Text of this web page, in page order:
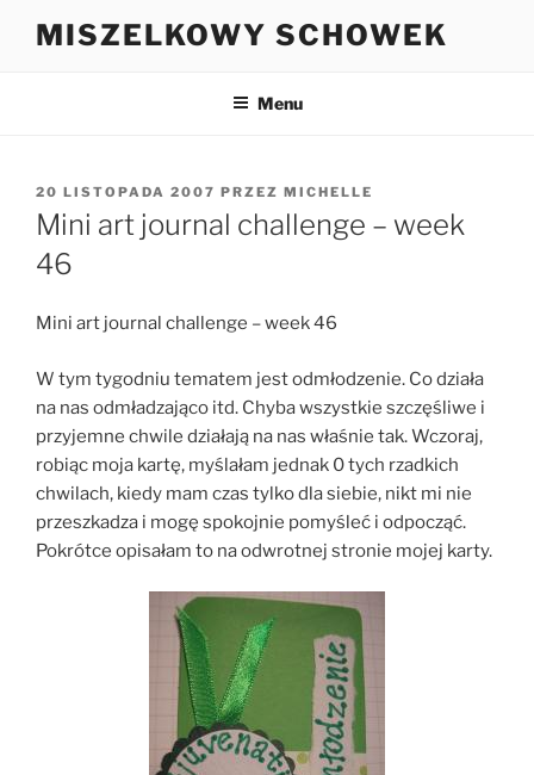
MISZELKOWY SCHOWEK
Menu
OPUBLIKOWANE
W
20 LISTOPADA 2007 PRZEZ MICHELLE
Mini art journal challenge – week
46
Mini art journal challenge – week 46
W tym tygodniu tematem jest odmłodzenie. Co działa
na nas odmładzająco itd. Chyba wszystkie szczęśliwe i
przyjemne chwile działają na nas właśnie tak. Wczoraj,
robiąc moja kartę, myślałam jednak 0 tych rzadkich
chwilach, kiedy mam czas tylko dla siebie, nikt mi nie
przeszkadza i mogę spokojnie pomyśleć i odpocząć.
Pokrótce opisałam to na odwrotnej stronie mojej karty.